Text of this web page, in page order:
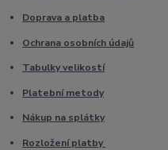
Doprava a platba
Ochrana osobních údajů
Tabulky velikostí
Platební metody
Nákup na splátky
Rozložení platby